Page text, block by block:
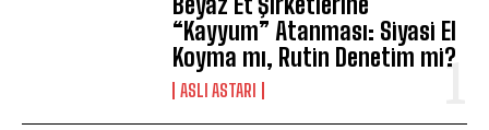
“Kayyum” Atanması: Siyasi El
Koyma mı, Rutin Denetim mi?
ASLI ASTARI